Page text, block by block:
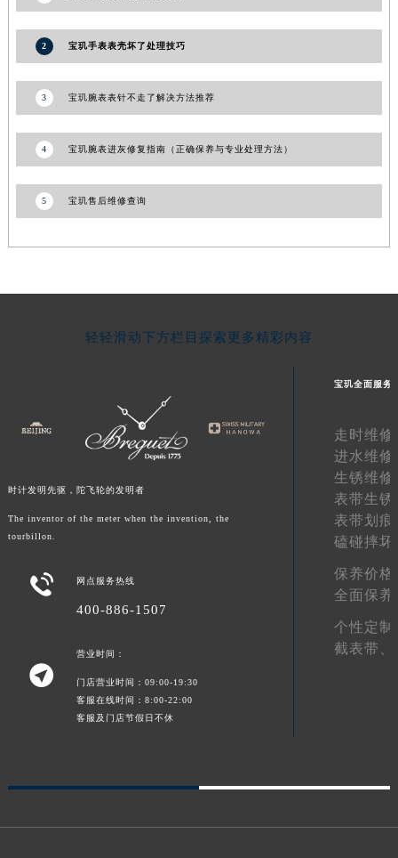
湖南省常德市武陵区人民路宝玑售后服务中心（需提前预约）
湖南省衡阳市雁峰区解放路宝玑售后服务中心（需提前预约）
湖南省怀化市鹤城区迎丰中路宝玑售后服务中心（需提前预约）
湖南省邵阳市双清区东风路宝玑售后服务中心（需提前预约）
湖南省益阳市赫山区桃花仑路宝玑售后服务中心（需提前预约）
湖南省株洲市芦淞区建设南路宝玑售后服务中心（需提前预约）
甘肃省定西市安定区解放路宝玑售后服务中心（需提前预约）
甘肃省敦煌市沙州镇阳关中路宝玑售后服务中心（需提前预约）
甘肃省合作市人民街宝玑售后服务中心（需提前预约）
甘肃省嘉峪关市雄关区新华中路宝玑售后服务中心（需提前预约）
甘肃省金昌市金川区北京路宝玑售后服务中心（需提前预约）
甘肃省酒泉市肃州区西大街宝玑售后服务中心（需提前预约）
甘肃省临夏市城南街道团结路宝玑售后服务中心（需提前预约）
甘肃省平凉市崆峒区西大街宝玑售后服务中心（需提前预约）
甘肃省庆阳市西峰区南大街宝玑售后服务中心（需提前预约）
甘肃省天水市秦州区民主路宝玑售后服务中心（需提前预约）
甘肃省武威市凉州区迎宾路宝玑售后服务中心（需提前预约）
甘肃省张掖市甘州区民乐北路宝玑售后服务中心（需提前预约）
青海省果洛藏族自治州玛沁县团结路宝玑售后服务中心（需提前预约）
2 宝玑手表表壳坏了处理技巧
3 宝玑腕表表针不走了解决方法推荐
4 宝玑腕表进灰修复指南（正确保养与专业处理方法）
5 宝玑售后维修查询
轻轻滑动下方栏目探索更多精彩内容
时计发明先驱，陀飞轮的发明者
The inventor of the meter when the invention, the
tourbillon.
 网点服务热线
400-886-1507

营业时间：
门店营业时间：09:00-19:30
客服在线时间：8:00-22:00
客服及门店节假日不休
宝玑全面服务
走时维修
进水维修
生锈维修
表带生锈
表带划痕
磕碰摔坏
保养价格
全面保养
个性定制
截表带、